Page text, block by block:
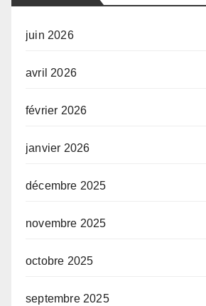
juin 2026
avril 2026
février 2026
janvier 2026
décembre 2025
novembre 2025
octobre 2025
septembre 2025